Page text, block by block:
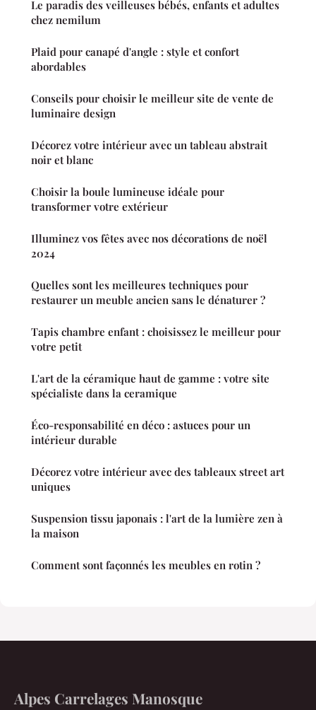
Le paradis des veilleuses bébés, enfants et adultes
chez nemilum
Plaid pour canapé d'angle : style et confort
abordables
Conseils pour choisir le meilleur site de vente de
luminaire design
Décorez votre intérieur avec un tableau abstrait
noir et blanc
Choisir la boule lumineuse idéale pour
transformer votre extérieur
Illuminez vos fêtes avec nos décorations de noël
2024
Quelles sont les meilleures techniques pour
restaurer un meuble ancien sans le dénaturer ?
Tapis chambre enfant : choisissez le meilleur pour
votre petit
L'art de la céramique haut de gamme : votre site
spécialiste dans la ceramique
Éco-responsabilité en déco : astuces pour un
intérieur durable
Décorez votre intérieur avec des tableaux street art
uniques
Suspension tissu japonais : l'art de la lumière zen à
la maison
Comment sont façonnés les meubles en rotin ?
Alpes Carrelages Manosque